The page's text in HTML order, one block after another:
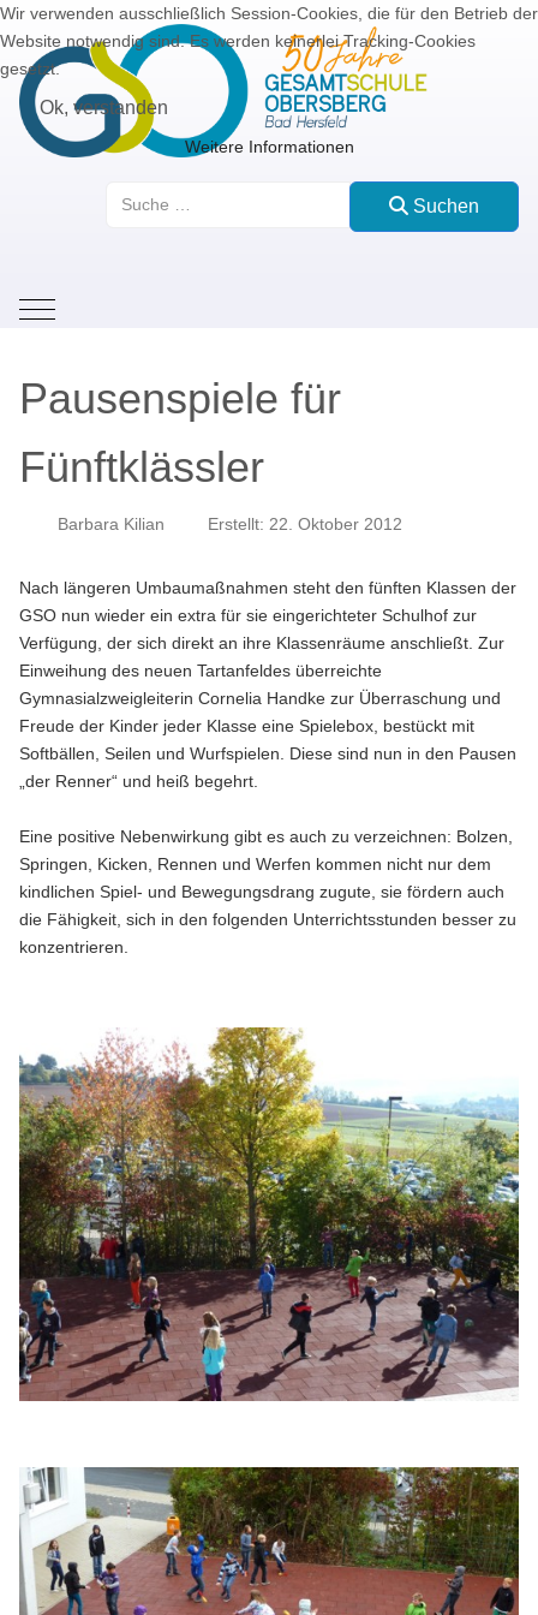
Suchen
Mobile Menu Toggle
Pausenspiele für
Fünftklässler
Barbara Kilian Erstellt: 22. Oktober 2012
Nach längeren Umbaumaßnahmen steht den fünften Klassen der
GSO nun wieder ein extra für sie eingerichteter Schulhof zur
Verfügung, der sich direkt an ihre Klassenräume anschließt. Zur
Einweihung des neuen Tartanfeldes überreichte
Gymnasialzweigleiterin Cornelia Handke zur Überraschung und
Freude der Kinder jeder Klasse eine Spielebox, bestückt mit
Softbällen, Seilen und Wurfspielen. Diese sind nun in den Pausen
„der Renner“ und heiß begehrt.
Eine positive Nebenwirkung gibt es auch zu verzeichnen: Bolzen,
Springen, Kicken, Rennen und Werfen kommen nicht nur dem
kindlichen Spiel- und Bewegungsdrang zugute, sie fördern auch
die Fähigkeit, sich in den folgenden Unterrichtsstunden besser zu
konzentrieren.
Wir verwenden ausschließlich Session-Cookies, die für den Betrieb der
Website notwendig sind. Es werden keinerlei Tracking-Cookies
gesetzt.
Ok, verstanden
Weitere Informationen